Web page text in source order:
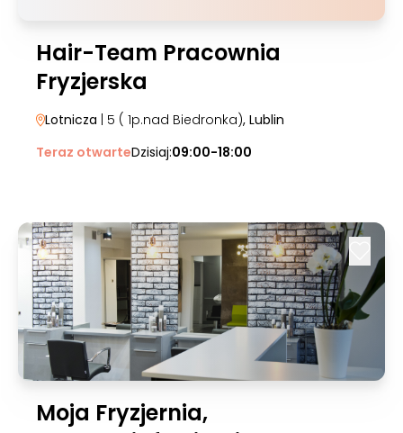
Hair-Team Pracownia
Fryzjerska
Lotnicza | 5 ( 1p.nad Biedronka), Lublin
Teraz otwarteDzisiaj:09:00-18:00
Moja Fryzjernia,